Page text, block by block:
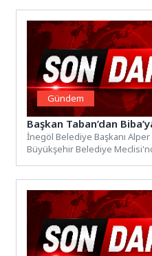
Gündem
Başkan Taban’dan
İnegöl Belediye Başkanı
Büyükşehir Belediye